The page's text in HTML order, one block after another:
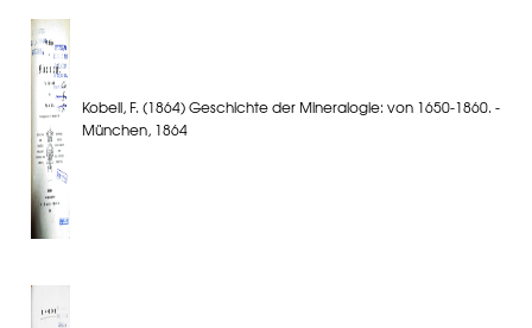
Kobell, F. (1864) Geschichte der Mineralogie: von 1650-1860. -
München, 1864